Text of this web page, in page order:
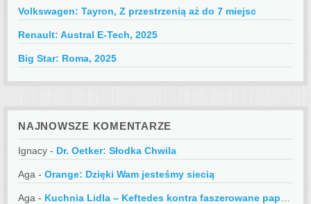
Volkswagen: Tayron, Z przestrzenią aż do 7 miejsc
Renault: Austral E-Tech, 2025
Big Star: Roma, 2025
NAJNOWSZE KOMENTARZE
Ignacy - Dr. Oetker: Słodka Chwila
Aga - Orange: Dzięki Wam jesteśmy siecią
Aga - Kuchnia Lidla – Keftedes kontra faszerowane papryczki